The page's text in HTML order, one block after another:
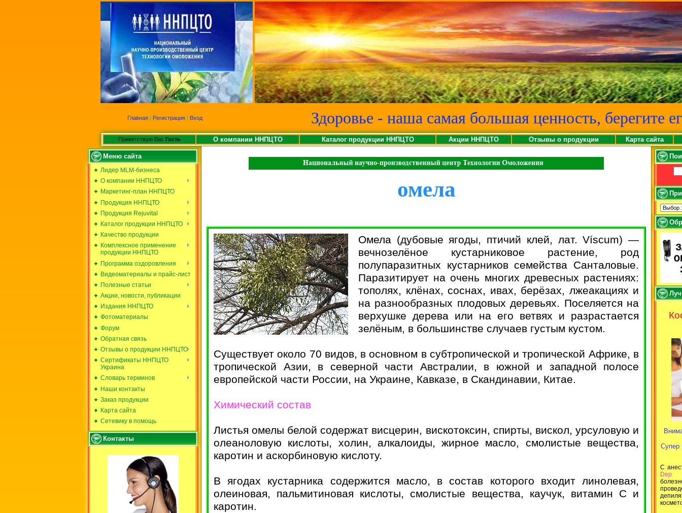
Главная | Регистрация | Вход Здоровье - наша самая большая ценность, берегите
Приветствую Вас Гость О компании ННПЦТО Каталог продукции ННПЦТО Акции ННПЦТО Отзывы о продукции Карта сайта
Меню сайта
Лидер MLM-бизнеса
О компании ННПЦТО
Маркетинг-план ННПЦТО
Продукция ННПЦТО
Продукция Rejuvital
Каталог продукции ННПЦТО
Качество продукции
Комплексное применение
продукции ННПЦТО
Программа оздоровления
Видеоматериалы и прайс-лист
Полезные статьи
Акции, новости, публикации
Издания ННПЦТО
Фотоматериалы
Форум
Обратная связь
Отзывы о продукции ННПЦТО
Сертификаты ННПЦТО
Украина
Словарь терминов
Наши контакты
Заказ продукции
Карта сайта
Сетевику в помощь
Контакты
омела
Омела (дубовые ягоды, птичий клей, лат. Víscum) —
вечнозелёное кустарниковое растение, род
полупаразитных кустарников семейства Санталовые.
Паразитирует на очень многих древесных растениях:
тополях, клёнах, соснах, ивах, берёзах, лжеакациях и
на разнообразных плодовых деревьях. Поселяется на
верхушке дерева или на его ветвях и разрастается
зелёным, в большинстве случаев густым кустом.
Существует около 70 видов, в основном в субтропической и тропической Африке, в
тропической Азии, в северной части Австралии, в южной и западной полосе
европейской части России, на Украине, Кавказе, в Скандинавии, Китае.
Химический состав
Листья омелы белой содержат висцерин, вискотоксин, спирты, вискол, урсуловую и
олеаноловую кислоты, холин, алкалоиды, жирное масло, смолистые вещества,
каротин и аскорбиновую кислоту.
В ягодах кустарника содержится масло, в состав которого входит линолевая,
олеиновая, пальмитиновая кислоты, смолистые вещества, каучук, витамин С и
каротин.
Супер
С
Dep